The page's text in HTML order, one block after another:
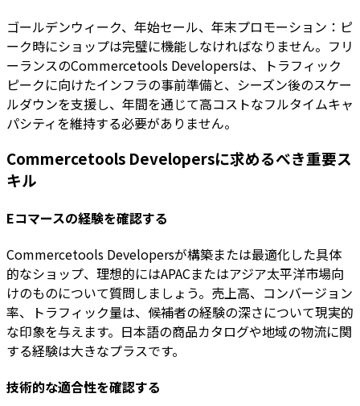
ゴールデンウィーク、年始セール、年末プロモーション：ピ
ーク時にショップは完璧に機能しなければなりません。フリ
ーランスのCommercetools Developersは、トラフィック
ピークに向けたインフラの事前準備と、シーズン後のスケー
ルダウンを支援し、年間を通じて高コストなフルタイムキャ
パシティを維持する必要がありません。
Commercetools Developersに求めるべき重要ス
キル
Eコマースの経験を確認する
Commercetools Developersが構築または最適化した具体
的なショップ、理想的にはAPACまたはアジア太平洋市場向
けのものについて質問しましょう。売上高、コンバージョン
率、トラフィック量は、候補者の経験の深さについて現実的
な印象を与えます。日本語の商品カタログや地域の物流に関
する経験は大きなプラスです。
技術的な適合性を確認する